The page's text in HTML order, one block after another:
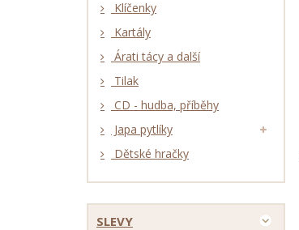
Klíčenky
Kartály
Árati tácy a další
Tilak
CD - hudba, příběhy
Japa pytlíky
Dětské hračky
SLEVY